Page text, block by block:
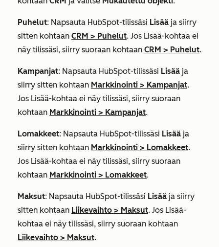
Puhelut: Napsauta HubSpot-tilissäsi Lisää ja siirry
sitten kohtaan CRM > Puhelut. Jos Lisää-kohtaa ei
näy tilissäsi, siirry suoraan kohtaan CRM > Puhelut.
Kampanjat: Napsauta HubSpot-tilissäsi Lisää ja
siirry sitten kohtaan Markkinointi > Kampanjat.
Jos Lisää-kohtaa ei näy tilissäsi, siirry suoraan
kohtaan Markkinointi > Kampanjat.
Lomakkeet: Napsauta HubSpot-tilissäsi Lisää ja
siirry sitten kohtaan Markkinointi > Lomakkeet.
Jos Lisää-kohtaa ei näy tilissäsi, siirry suoraan
kohtaan Markkinointi > Lomakkeet.
Maksut: Napsauta HubSpot-tilissäsi Lisää ja siirry
sitten kohtaan Liikevaihto > Maksut. Jos Lisää-
kohtaa ei näy tilissäsi, siirry suoraan kohtaan
Liikevaihto > Maksut.